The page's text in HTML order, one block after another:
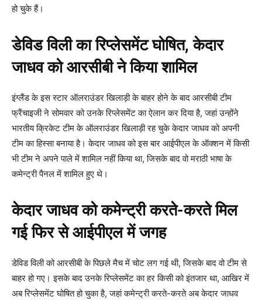
हो चुके हैं।
डेविड विली का रिप्लेसमेंट घोषित, केदार
जाधव को आरसीबी ने किया शामिल
इंग्लैंड के इस स्टार ऑलराउंडर खिलाड़ी के बाहर होने के बाद आरसीबी टीम
फ्रैंचाइजी ने सोमवार को उनके रिप्लेसमेंट का ऐलान कर दिया है, जहां उन्होंने
भारतीय क्रिकेट टीम के ऑलराउंडर खिलाड़ी रह चुके केदार जाधव को अपनी
टीम का हिस्सा बनाया है। केदार जाधव को इस बार आईपीएल के ऑक्शन में किसी
भी टीम ने अपने पाले में शामिल नहीं किया था, जिसके बाद वो मराठी भाषा के
कमेन्ट्री पैनल में शामिल हुए थे।
केदार जाधव को कमेन्ट्री करते-करते मिल
गई फिर से आईपीएल में जगह
डेविड विली को आरसीबी के पिछले मैच में चोट लग गई थी, जिसके बाद वो टीम से
बाहर हो गए। इसके बाद उनके रिप्लेसमेंट का हर किसी को इंतजार था, आखिर में
अब रिप्लेसमेंट घोषित हो चुका है, जहां कमेन्ट्री करते-करते अब केदार जाधव